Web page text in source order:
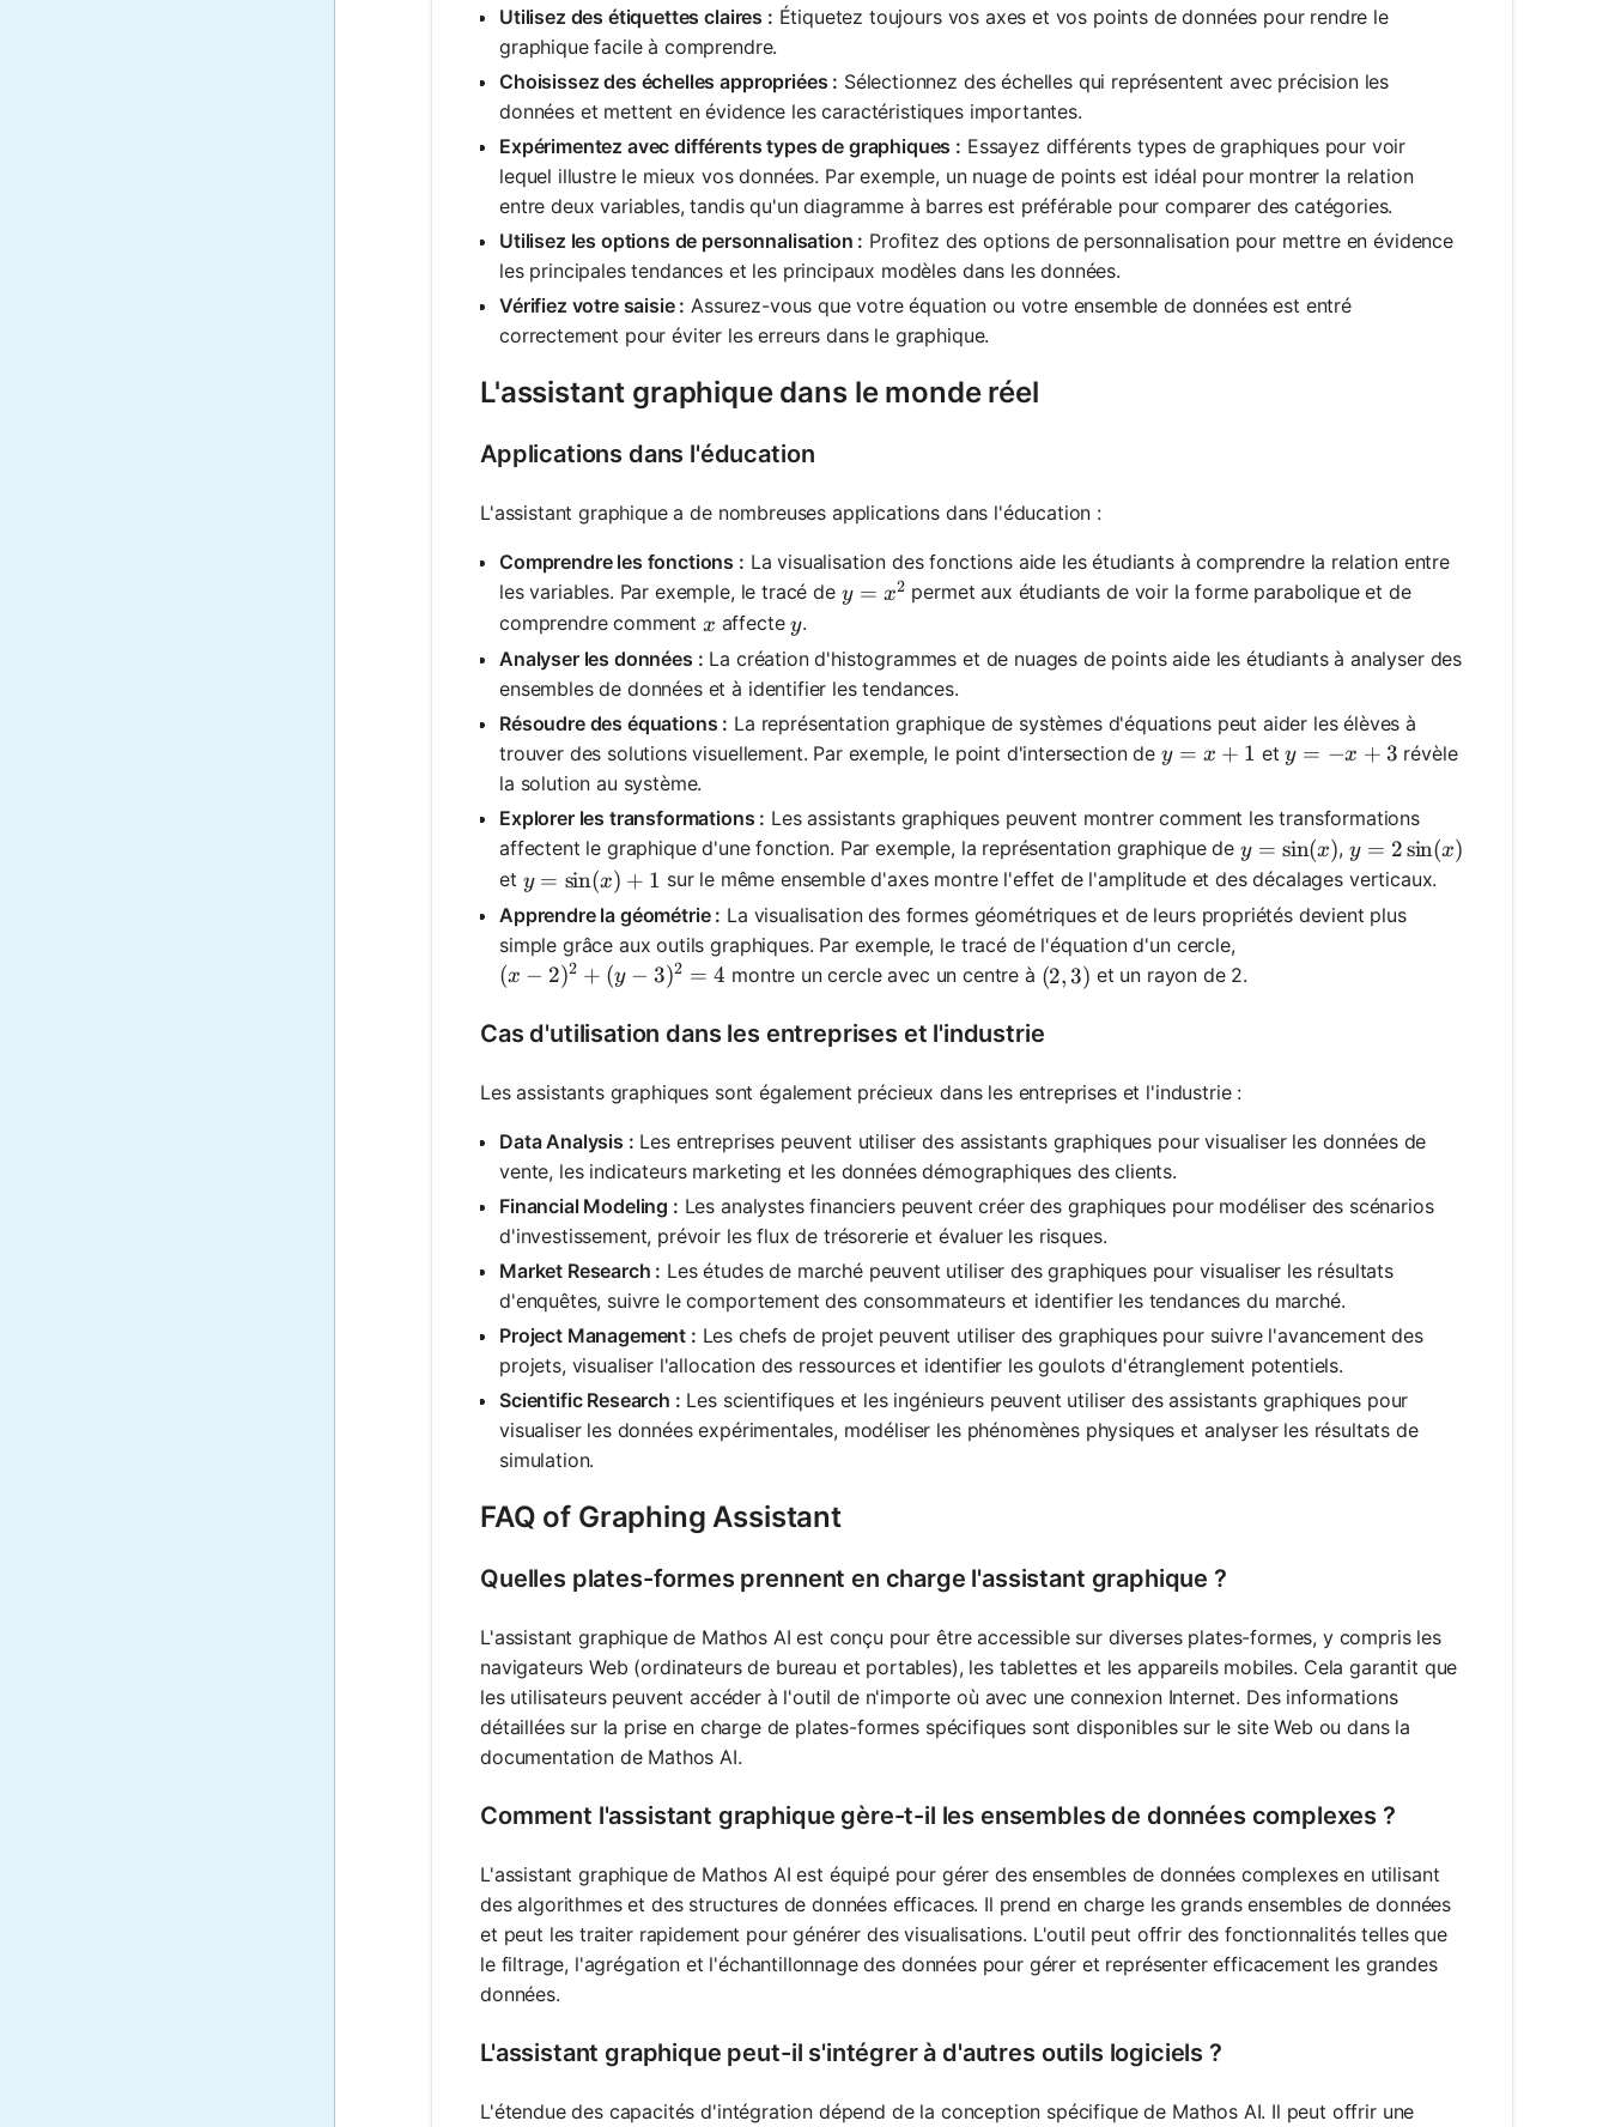
Utilisez des étiquettes claires : Étiquetez toujours vos axes et vos points de données pour rendre le
graphique facile à comprendre.
Choisissez des échelles appropriées : Sélectionnez des échelles qui représentent avec précision les
données et mettent en évidence les caractéristiques importantes.
Expérimentez avec différents types de graphiques : Essayez différents types de graphiques pour voir
lequel illustre le mieux vos données. Par exemple, un nuage de points est idéal pour montrer la relation
entre deux variables, tandis qu'un diagramme à barres est préférable pour comparer des catégories.
Utilisez les options de personnalisation : Profitez des options de personnalisation pour mettre en évidence
les principales tendances et les principaux modèles dans les données.
Vérifiez votre saisie : Assurez-vous que votre équation ou votre ensemble de données est entré
correctement pour éviter les erreurs dans le graphique.
L'assistant graphique dans le monde réel
Applications dans l'éducation
L'assistant graphique a de nombreuses applications dans l'éducation :
Comprendre les fonctions : La visualisation des fonctions aide les étudiants à comprendre la relation entre
les variables. Par exemple, le tracé de y = x^2
y = x2 permet aux étudiants de voir la forme parabolique et de
comprendre comment x
x affectey
y.
Analyser les données : La création d'histogrammes et de nuages de points aide les étudiants à analyser des
ensembles de données et à identifier les tendances.
Résoudre des équations : La représentation graphique de systèmes d'équations peut aider les élèves à
trouver des solutions visuellement. Par exemple, le point d'intersection de y = x + 1
y = x + 1 ety = -x + 3
y = −x + 3 révèle
la solution au système.
Explorer les transformations : Les assistants graphiques peuvent montrer comment les transformations
affectent le graphique d'une fonction. Par exemple, la représentation graphique de y = \sin(x)
y = sin(x), y = 2\sin(x)
y = 2sin(x)
et y = \sin(x) + 1
y = sin(x) + 1 sur le même ensemble d'axes montre l'effet de l'amplitude et des décalages verticaux.
Apprendre la géométrie : La visualisation des formes géométriques et de leurs propriétés devient plus
simple grâce aux outils graphiques. Par exemple, le tracé de l'équation d'un cercle,
(x-2)^2 + (y-3)^2 = 4
(x − 2)2 + (y − 3)2 = 4 montre un cercle avec un centre à (2,3)
(2,3) et un rayon de 2.
Cas d'utilisation dans les entreprises et l'industrie
Les assistants graphiques sont également précieux dans les entreprises et l'industrie :
Data Analysis : Les entreprises peuvent utiliser des assistants graphiques pour visualiser les données de
vente, les indicateurs marketing et les données démographiques des clients.
Financial Modeling : Les analystes financiers peuvent créer des graphiques pour modéliser des scénarios
d'investissement, prévoir les flux de trésorerie et évaluer les risques.
Market Research : Les études de marché peuvent utiliser des graphiques pour visualiser les résultats
d'enquêtes, suivre le comportement des consommateurs et identifier les tendances du marché.
Project Management : Les chefs de projet peuvent utiliser des graphiques pour suivre l'avancement des
projets, visualiser l'allocation des ressources et identifier les goulots d'étranglement potentiels.
Scientific Research : Les scientifiques et les ingénieurs peuvent utiliser des assistants graphiques pour
visualiser les données expérimentales, modéliser les phénomènes physiques et analyser les résultats de
simulation.
FAQ of Graphing Assistant
Quelles plates-formes prennent en charge l'assistant graphique ?
L'assistant graphique de Mathos AI est conçu pour être accessible sur diverses plates-formes, y compris les
navigateurs Web (ordinateurs de bureau et portables), les tablettes et les appareils mobiles. Cela garantit que
les utilisateurs peuvent accéder à l'outil de n'importe où avec une connexion Internet. Des informations
détaillées sur la prise en charge de plates-formes spécifiques sont disponibles sur le site Web ou dans la
documentation de Mathos AI.
Comment l'assistant graphique gère-t-il les ensembles de données complexes ?
L'assistant graphique de Mathos AI est équipé pour gérer des ensembles de données complexes en utilisant
des algorithmes et des structures de données efficaces. Il prend en charge les grands ensembles de données
et peut les traiter rapidement pour générer des visualisations. L'outil peut offrir des fonctionnalités telles que
le filtrage, l'agrégation et l'échantillonnage des données pour gérer et représenter efficacement les grandes
données.
L'assistant graphique peut-il s'intégrer à d'autres outils logiciels ?
L'étendue des capacités d'intégration dépend de la conception spécifique de Mathos AI. Il peut offrir une